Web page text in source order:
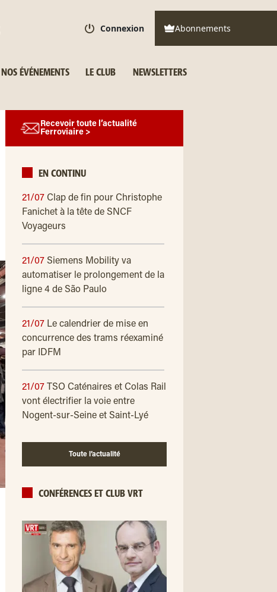
Connexion Abonnements
NOS ÉVÉNEMENTS LE CLUB NEWSLETTERS
Recevoir toute l’actualité
Ferroviaire >
EN CONTINU
21/07 Clap de fin pour Christophe
Fanichet à la tête de SNCF
Voyageurs
21/07 Siemens Mobility va
automatiser le prolongement de la
ligne 4 de São Paulo
21/07 Le calendrier de mise en
concurrence des trams réexaminé
par IDFM
21/07
TSO Caténaires et Colas Rail
vont électrifier la voie entre
Nogent-sur-Seine et Saint-Lyé
Toute l’actualité
CONFÉRENCES ET CLUB VRT